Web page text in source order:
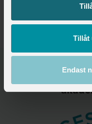
Tillåt
Endast
2026-04-15
Senast uppdaterad:
Saco